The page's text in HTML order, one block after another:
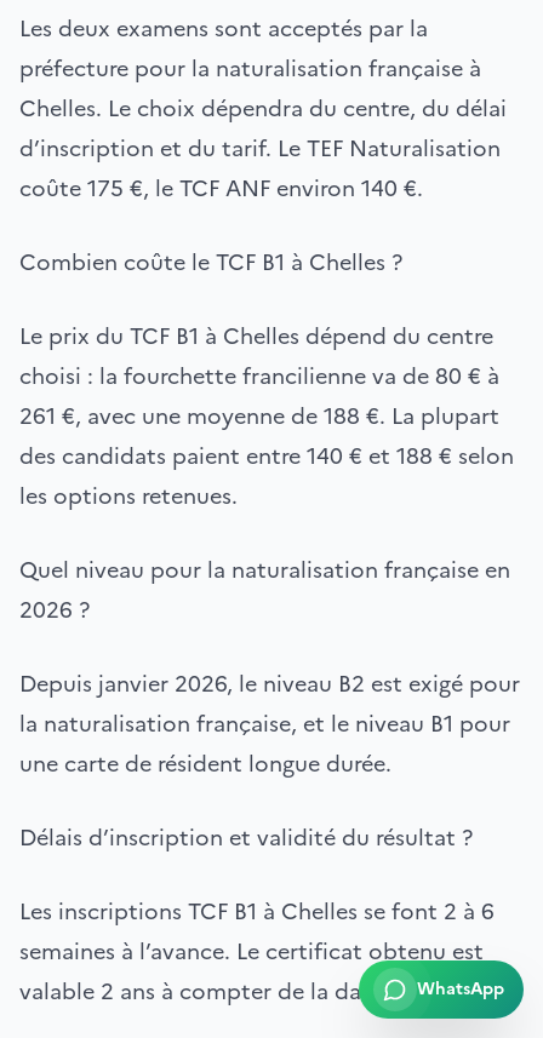
Les deux examens sont acceptés par la
préfecture pour la naturalisation française à
Chelles. Le choix dépendra du centre, du délai
d’inscription et du tarif. Le TEF Naturalisation
coûte 175 €, le TCF ANF environ 140 €.
Combien coûte le TCF B1 à Chelles ?
Le prix du TCF B1 à Chelles dépend du centre
choisi : la fourchette francilienne va de 80 € à
261 €, avec une moyenne de 188 €. La plupart
des candidats paient entre 140 € et 188 € selon
les options retenues.
Quel niveau pour la naturalisation française en
2026 ?
Depuis janvier 2026, le niveau B2 est exigé pour
la naturalisation française, et le niveau B1 pour
une carte de résident longue durée.
Délais d’inscription et validité du résultat ?
Les inscriptions TCF B1 à Chelles se font 2 à 6
semaines à l’avance. Le certificat obtenu est
valable 2 ans à compter de la date de passage.
WhatsApp